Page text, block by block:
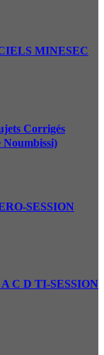
MINESEC
Corrigés
Noumbissi)
SESSION
C D TI-SESSION